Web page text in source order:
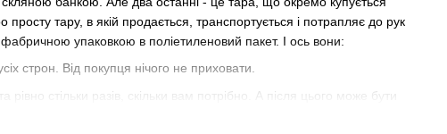
тару, в якій продається, транспортується і потрапляє до рук
упаковкою в поліетиленовий пакет. І ось вони:
строн. Від покупця нічого не приховати.
рівно стільки разів, скільки вам потрібно. А після цього може бути